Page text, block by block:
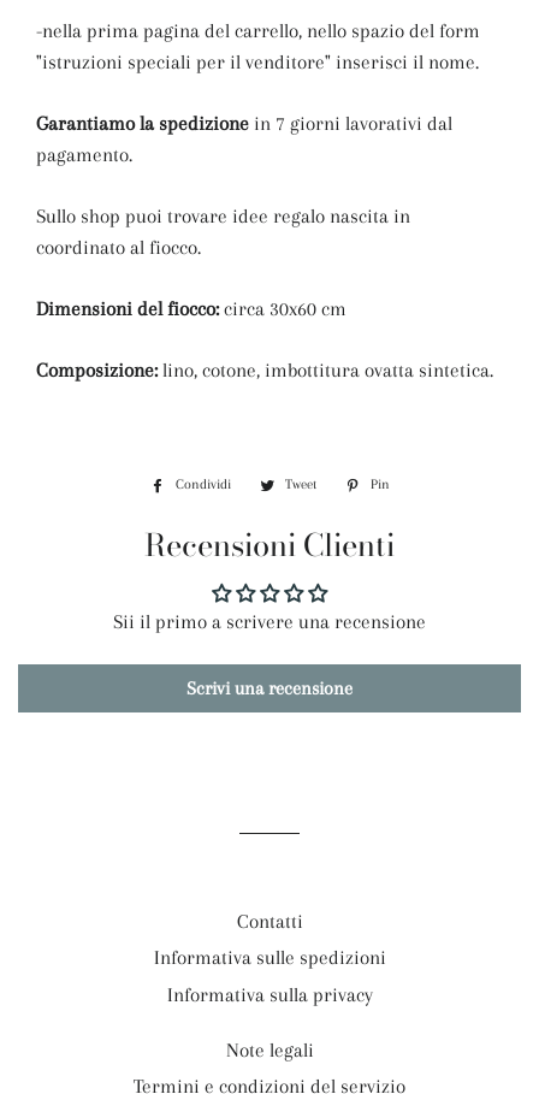
-nella prima pagina del carrello, nello spazio del form
"istruzioni speciali per il venditore" inserisci il nome.
Garantiamo la spedizione in 7 giorni lavorativi dal
pagamento.
Sullo shop puoi trovare idee regalo nascita in
coordinato al fiocco.
Dimensioni del fiocco:circa 30x60 cm
Composizione:lino, cotone, imbottitura ovatta sintetica.
Condividi
Condividi
Facebook
Tweet
Twitta
Twitter
Pin
Recensioni Clienti
Sii il primo a scrivere una recensione
Scrivi una recensione
Contatti
Informativa sulle spedizioni
Informativa sulla privacy
Note legali
Termini e condizioni del servizio